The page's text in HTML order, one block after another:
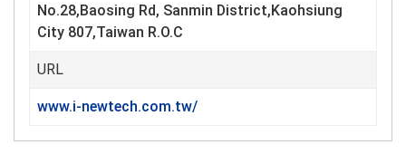
No.28,Baosing Rd, Sanmin District,Kaohsiung
City 807,Taiwan R.O.C
URL
www.i-newtech.com.tw/